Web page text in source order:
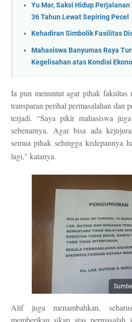
Yu Mar, Saksi Hidup Perjalanan
36 Tahun Lewat Sepiring Pecel
Kehadiran Simbolik Fasilitas
Mahasiswa Banyumas Raya
Kegelisahan atas Kondisi
Ia pun menuntut agar pihak fakultas
transparan perihal permasalahan dan
terjadi. “Saya pikir mahasiswa
sebenarnya. Agar bisa ada
semua pihak sehingga kedepannya
lagi," katanya.
Alif juga menambahkan,